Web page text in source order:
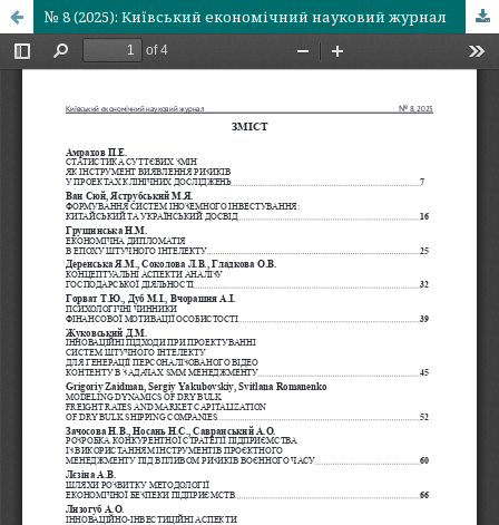
№ 8 (2025): Київський економічний науковий журнал